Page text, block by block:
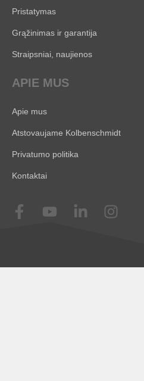
Pristatymas
Grąžinimas ir garantija
Straipsniai, naujienos
APIE MUS
Apie mus
Atstovaujame Kolbenschmidt
Privatumo politika
Kontaktai